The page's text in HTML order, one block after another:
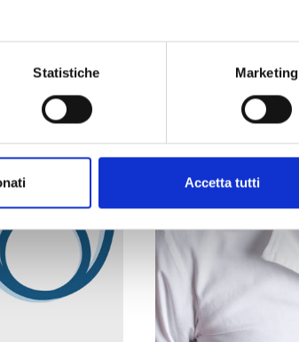
Statistiche Marketing
Accetta tutti